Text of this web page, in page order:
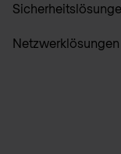
Netzwerklösungen